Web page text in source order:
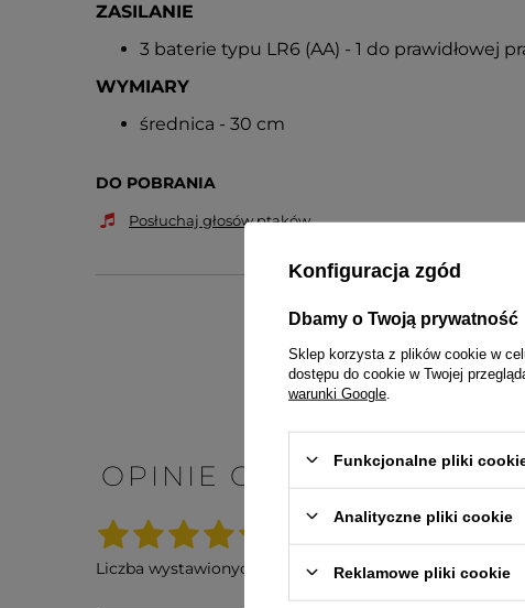
ZASILANIE
3 baterie typu LR6 (AA) - 1 do prawidłowej
WYMIARY
średnica - 30 cm
DO POBRANIA
Posłuchaj głosów ptaków
OPINIE O ZEGAR Z
5.00
Liczba wystawionych opinii: 3
Konfiguracja zgód
Dbamy o Twoją prywatność
Sklep korzysta z plików cookie w
dostępu do cookie w Twojej
warunki Google
Funkcjonalne pliki
Analityczne pliki cookie
Reklamowe pliki cookie